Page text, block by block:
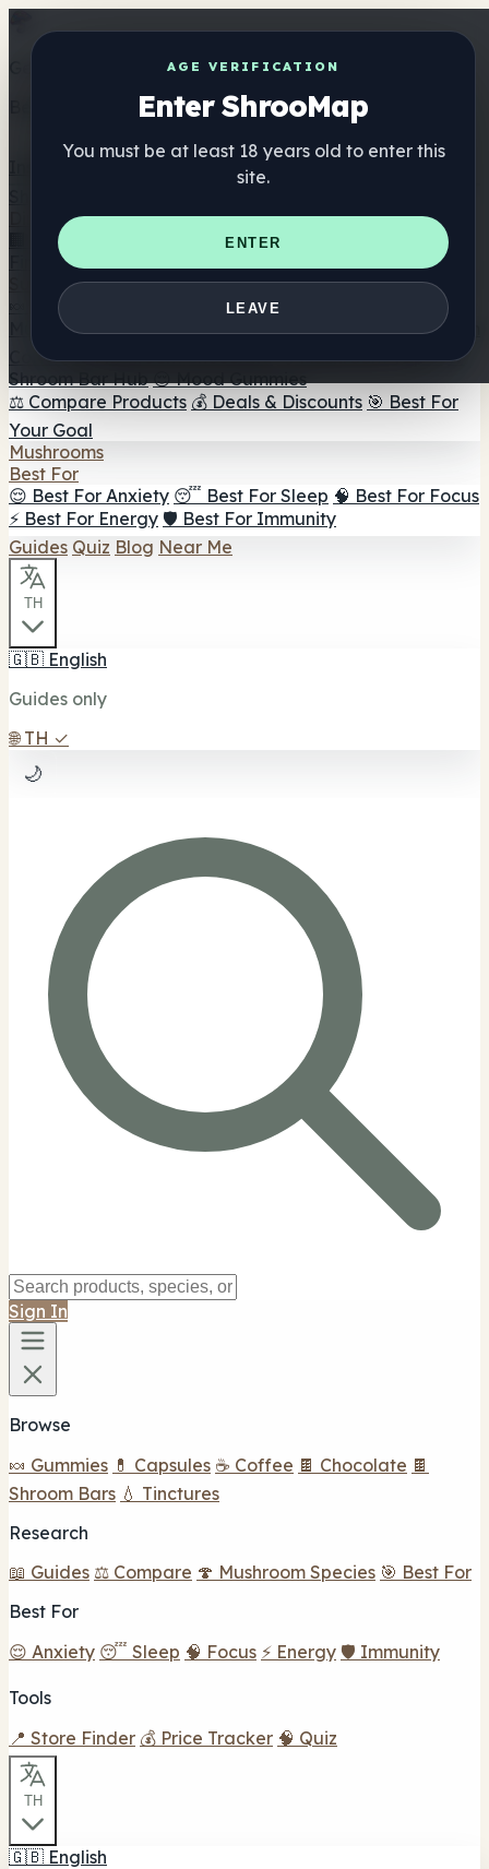
AGE VERIFICATION
Enter ShrooMap
You must be at least 18 years old to enter this
site.
ENTER
LEAVE
Get the ShrooMap app
Better than mobile web — one tap away
Directory
🏢 Maker Directory
📍 Headshop Finder
🔮 Smartshop
Finder 🛒 Online Headshops
Supplements
🍬 Mushroom Gummies
💊 Mushroom Capsules
Mushroom Tinctures 🫙 Mushroom Powders ☕ Mushroom
Coffee 🍫 Mushroom Chocolate 💨 Mushroom Vapes 🍫
Shroom Bar Hub 😌 Mood Gummies
⚖️ Compare Products 💰 Deals & Discounts 🎯 Best For
Your Goal
Mushrooms
Best For
😌 Best For Anxiety 😴 Best For Sleep 🧠 Best For Focus
⚡ Best For Energy 🛡️ Best For Immunity
Guides Quiz Blog Near Me
TH
🇬🇧 English
Guides only
🌐 TH ✓
🌙
Sign In
Browse
🍬 Gummies 💊 Capsules ☕ Coffee 🍫 Chocolate 🍫
Shroom Bars 💧 Tinctures
Research
📖 Guides ⚖️ Compare 🍄 Mushroom Species 🎯 Best For
Best For
😌 Anxiety 😴 Sleep 🧠 Focus ⚡ Energy 🛡️ Immunity
Tools
📍 Store Finder 💰 Price Tracker 🧠 Quiz
TH
🇬🇧 English